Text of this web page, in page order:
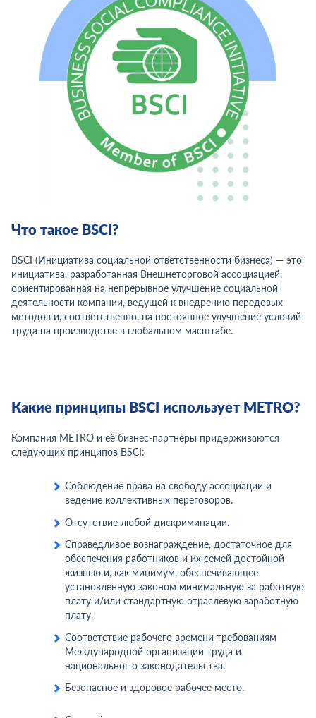
Что такое BSCI?
BSCI (Инициатива социальной ответственности бизнеса) — это
инициатива, разработанная Внешнеторговой ассоциацией,
ориентированная на непрерывное улучшение социальной
деятельности компании, ведущей к внедрению передовых
методов и, соответственно, на постоянное улучшение условий
труда на производстве в глобальном масштабе.
Какие принципы BSCI использует METRO?
Компания METRO и её бизнес-партнёры придерживаются
следующих принципов BSCI:
Соблюдение права на свободу ассоциации и
ведение коллективных переговоров.
Отсутствие любой дискриминации.
Справедливое вознаграждение, достаточное для
обеспечения работников и их семей достойной
жизнью и, как минимум, обеспечивающее
установленную законом минимальную за работную
плату и/или стандартную отраслевую заработную
плату.
Соответствие рабочего времени требованиям
Международной организации труда и
национальног о законодательства.
Безопасное и здоровое рабочее место.